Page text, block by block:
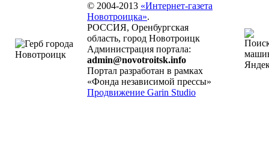
© 2004-2013 «Интернет-газета
Новотроицка».
РОССИЯ, Оренбургская
область, город Новотроицк
Администрация портала:
admin@novotroitsk.info
Портал разработан в рамках
«Фонда независимой прессы»
Продвижение Garin Studio